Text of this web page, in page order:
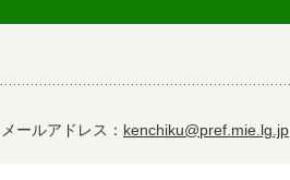
メールアドレス： kenchiku@pref.mie.lg.jp